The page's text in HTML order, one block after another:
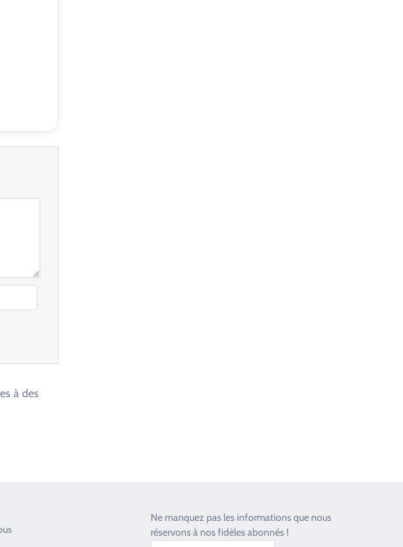
à des
Ne manquez pas les informations que nous
réservons à nos fidèles abonnés !